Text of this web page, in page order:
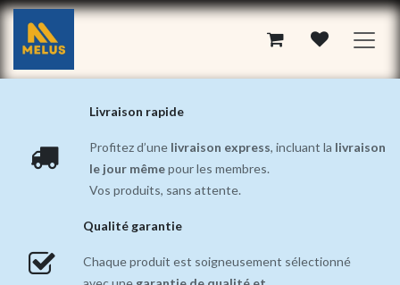
Se rendre au contenu
Livraison rapide
Profitez d’une livraison express, incluant la livraison
le jour mêmepour les membres.
Vos produits, sans attente.
Qualité garantie
Chaque produit est soigneusement sélectionné